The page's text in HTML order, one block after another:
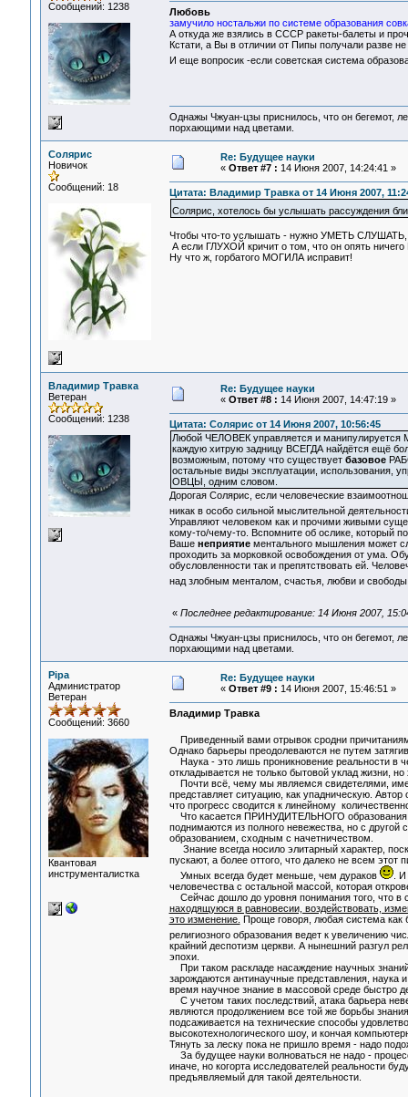
Сообщений: 1238
Любовь
замучило ностальжи по системе образования
А откуда же взялись в СССР ракеты-балеты и
Кстати, а Вы в отличии от Пипы получали разве
И еще вопросик -если советская система
Однажы Чжуан-цзы приснилось, что он бегемот,
порхающими над цветами.
Солярис
Новичок
Сообщений: 18
Re: Будущее науки
« Ответ #7 : 14 Июня 2007, 14:24:41 »
Цитата: Владимир Травка от 14 Июня 2007,
Солярис, хотелось бы услышать рассуждения
Чтобы что-то услышать - нужно УМЕТЬ СЛУШАТЬ,
А если ГЛУХОЙ кричит о том, что он опять
Ну что ж, горбатого МОГИЛА исправит!
Владимир Травка
Ветеран
Сообщений: 1238
Re: Будущее науки
« Ответ #8 : 14 Июня 2007, 14:47:19 »
Цитата: Солярис от 14 Июня 2007, 10:56:45
Любой ЧЕЛОВЕК управляется и
каждую хитрую задницу ВСЕГДА найдётся ещё
возможным, потому что существует базовое
остальные виды эксплуатации, использования,
ОВЦЫ, одним словом.
Дорогая Солярис, если человеческие
никак в особо сильной мыслительной
Управляют человеком как и прочими живыми
кому-то/чему-то. Вспомните об ослике, который
Ваше неприятиементального мышления может
проходить за морковкой освобождения от ума.
обусловленности так и препятствовать ей.
над злобным менталом, счастья, любви и
« Последнее редактирование: 14 Июня 2007,
Однажы Чжуан-цзы приснилось, что он бегемот,
порхающими над цветами.
Pipa
Администратор
Ветеран
Сообщений: 3660
Квантовая
инструменталистка
Re: Будущее науки
« Ответ #9 : 14 Июня 2007, 15:46:51 »
Владимир Травка
Приведенный вами отрывок сродни
Однако барьеры преодолеваются не путем
Наука - это лишь проникновение реальности в
откладывается не только бытовой уклад жизни,
Почти всё, чему мы являемся свидетелями,
представляет ситуацию, как упадническую.
что прогресс сводится к линейному
Что касается ПРИНУДИТЕЛЬНОГО образования,
поднимаются из полного невежества, но с
образованием, сходным с начетничеством.
Знание всегда носило элитарный характер,
пускают, а более оттого, что далеко не всем этот
Умных всегда будет меньше, чем дураков
. И
человечества с остальной массой, которая
Сейчас дошло до уровня понимания того, что в
находящуюся в равновесии, воздействовать,
это изменение.
Проще говоря, любая система
религиозного образования ведет к увеличению
крайний деспотизм церкви. А нынешний разгул
эпохи.
При таком раскладе насаждение научных
зарождаются антинаучные представления, наука
время научное знание в массовой среде быстро
С учетом таких последствий, атака барьера
являются продолжением все той же борьбы
подсаживается на технические способы
высокотехнологического шоу, и кончая
Тянуть за леску пока не пришло время - надо
За будущее науки волноваться не надо -
иначе, но когорта исследователей реальности
предъявляемый для такой деятельности.